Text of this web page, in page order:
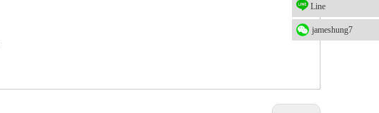
Line
jameshung7